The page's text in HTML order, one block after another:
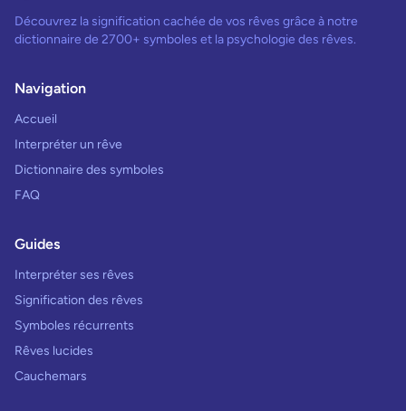
Découvrez la signification cachée de vos rêves grâce à notre
dictionnaire de 2700+ symboles et la psychologie des rêves.
Navigation
Accueil
Interpréter un rêve
Dictionnaire des symboles
FAQ
Guides
Interpréter ses rêves
Signification des rêves
Symboles récurrents
Rêves lucides
Cauchemars